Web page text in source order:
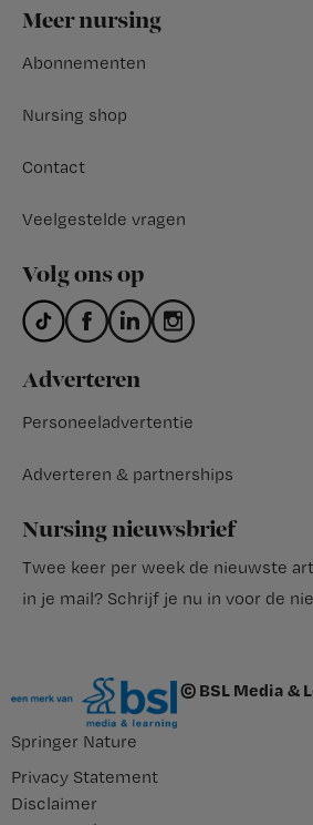
Footer
Meer nursing
Abonnementen
Nursing shop
Contact
Veelgestelde vragen
Volg ons op
Adverteren
Personeeladvertentie
Adverteren & partnerships
Nursing nieuwsbrief
Twee keer per week de nieuwste
in je mail? Schrijf je nu in voor de
© BSL Media &
Springer Nature
Privacy Statement
Disclaimer